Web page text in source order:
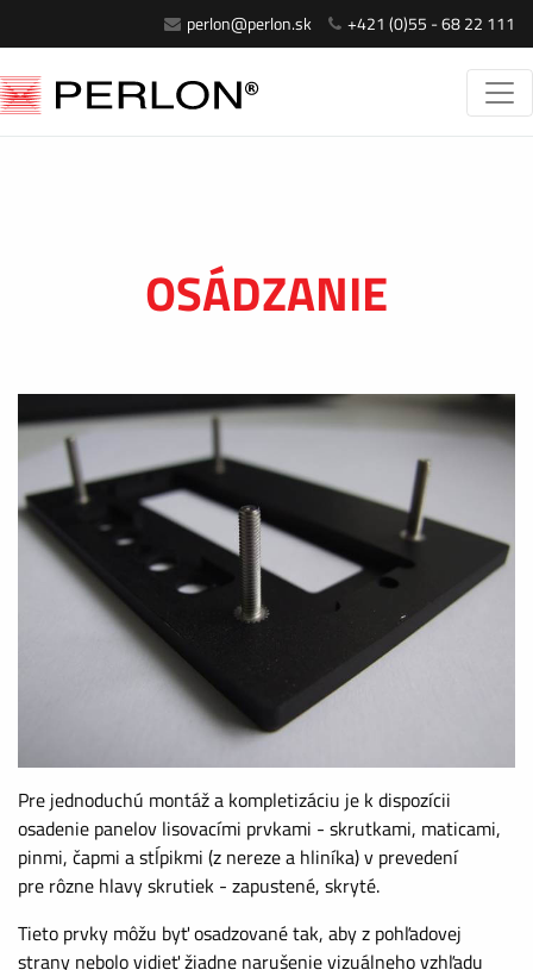
perlon@perlon.sk +421 (0)55 - 68 22 111
OSÁDZANIE
Pre jednoduchú montáž a kompletizáciu je k dispozícii
osadenie panelov lisovacími prvkami - skrutkami, maticami,
pinmi, čapmi a stĺpikmi (z nereze a hliníka) v prevedení
pre rôzne hlavy skrutiek - zapustené, skryté.
Tieto prvky môžu byť osadzované tak, aby z pohľadovej
strany nebolo vidieť žiadne narušenie vizuálneho vzhľadu